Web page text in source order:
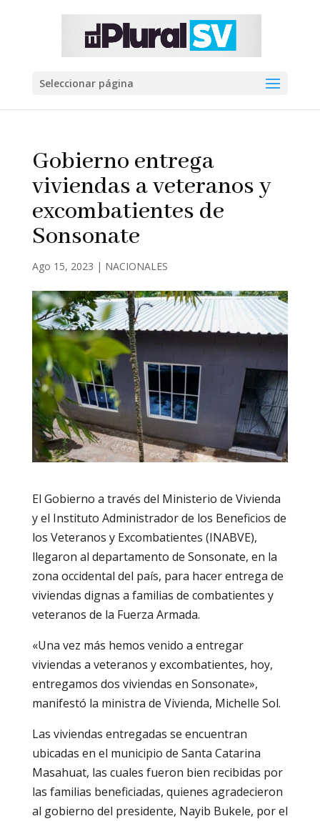
Seleccionar página
Gobierno entrega
viviendas a veteranos y
excombatientes de
Sonsonate
Ago 15, 2023 | NACIONALES
El Gobierno a través del Ministerio de Vivienda
y el Instituto Administrador de los Beneficios de
los Veteranos y Excombatientes (INABVE),
llegaron al departamento de Sonsonate, en la
zona occidental del país, para hacer entrega de
viviendas dignas a familias de combatientes y
veteranos de la Fuerza Armada.
«Una vez más hemos venido a entregar
viviendas a veteranos y excombatientes, hoy,
entregamos dos viviendas en Sonsonate»,
manifestó la ministra de Vivienda, Michelle Sol.
Las viviendas entregadas se encuentran
ubicadas en el municipio de Santa Catarina
Masahuat, las cuales fueron bien recibidas por
las familias beneficiadas, quienes agradecieron
al gobierno del presidente, Nayib Bukele, por el